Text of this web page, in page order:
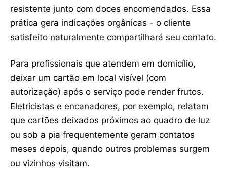
resistente junto com doces encomendados. Essa
prática gera indicações orgânicas - o cliente
satisfeito naturalmente compartilhará seu contato.
Para profissionais que atendem em domicílio,
deixar um cartão em local visível (com
autorização) após o serviço pode render frutos.
Eletricistas e encanadores, por exemplo, relatam
que cartões deixados próximos ao quadro de luz
ou sob a pia frequentemente geram contatos
meses depois, quando outros problemas surgem
ou vizinhos visitam.